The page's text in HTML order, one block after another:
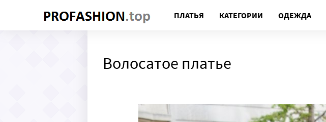
ПЛАТЬЯ КАТЕГОРИИ ОДЕЖДА
Волосатое платье